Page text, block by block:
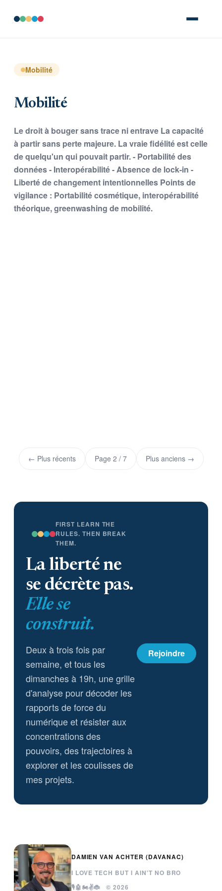
Mobilité
Mobilité
Le droit à bouger sans trace ni entrave La capacité
à partir sans perte majeure. La vraie fidélité est celle
de quelqu'un qui pouvait partir. - Portabilité des
données - Interopérabilité - Absence de lock-in -
Liberté de changement intentionnelles Points de
vigilance : Portabilité cosmétique, interopérabilité
théorique, greenwashing de mobilité.
← Plus récents Page 2 / 7 Plus anciens →
FIRST LEARN THE
RULES. THEN BREAK
THEM.
La liberté ne
se décrète pas.
Elle se
construit.
Deux à trois fois par
semaine, et tous les
dimanches à 19h, une grille
d'analyse pour décoder les
rapports de force du
numérique et résister aux
concentrations des
pouvoirs, des trajectoires à
explorer et les coulisses de
mes projets.
Rejoindre
DAMIEN VAN ACHTER (DAVANAC)
I LOVE TECH BUT I AIN'T NO BRO
🎙️🤖🏍️✌️🐞 © 2026